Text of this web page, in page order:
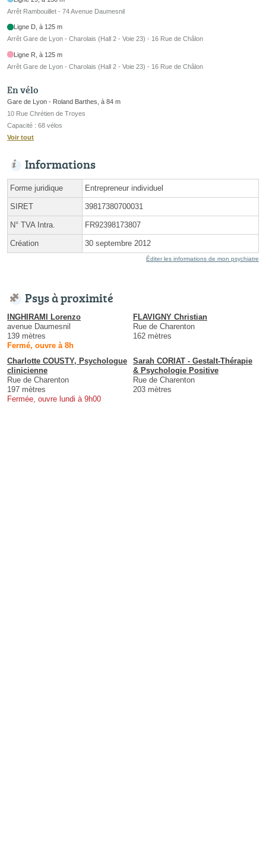
Arrêt Rambouillet - 74 Avenue Daumesnil
Ligne D, à 125 m
Arrêt Gare de Lyon - Charolais (Hall 2 - Voie 23) - 16 Rue de Châlon
Ligne R, à 125 m
Arrêt Gare de Lyon - Charolais (Hall 2 - Voie 23) - 16 Rue de Châlon
En vélo
Gare de Lyon - Roland Barthes, à 84 m
10 Rue Chrétien de Troyes
Capacité : 68 vélos
Voir tout
Informations
Forme juridique Entrepreneur individuel
SIRET 39817380700031
N° TVA Intra. FR92398173807
Création 30 septembre 2012
Éditer les informations de mon psychiatre
Psys à proximité
INGHIRAMI Lorenzo
avenue Daumesnil
139 mètres
Fermé, ouvre à 8h
FLAVIGNY Christian
Rue de Charenton
162 mètres
Charlotte COUSTY, Psychologue
clinicienne
Rue de Charenton
197 mètres
Fermée, ouvre lundi à 9h00
Sarah CORIAT - Gestalt-Thérapie
& Psychologie Positive
Rue de Charenton
203 mètres